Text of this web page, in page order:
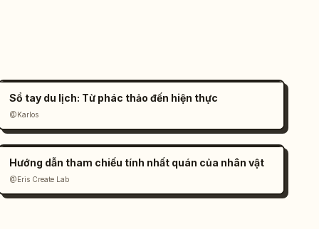
Sổ tay du lịch: Từ phác thảo đến hiện thực
@Karlos
Hướng dẫn tham chiếu tính nhất quán của nhân vật
@Eris Create Lab